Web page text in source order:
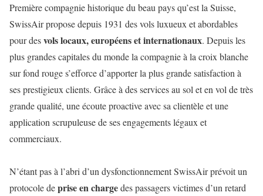
Première compagnie historique du beau pays qu’est la Suisse,
SwissAir propose depuis 1931 des vols luxueux et abordables
pour desvols locaux, européens et internationaux. Depuis les
plus grandes capitales du monde la compagnie à la croix blanche
sur fond rouge s’efforce d’apporter la plus grande satisfaction à
ses prestigieux clients. Grâce à des services au sol et en vol de très
grande qualité, une écoute proactive avec sa clientèle et une
application scrupuleuse de ses engagements légaux et
commerciaux.
N’étant pas à l’abri d’un dysfonctionnement SwissAir prévoit un
protocole deprise en chargedes passagers victimes d’un retard